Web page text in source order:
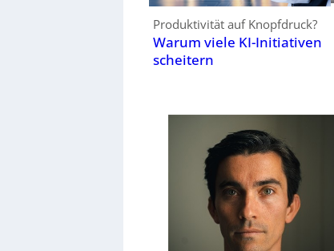
Produktivität auf Knopfdruck?
Warum viele KI-Initiativen
scheitern